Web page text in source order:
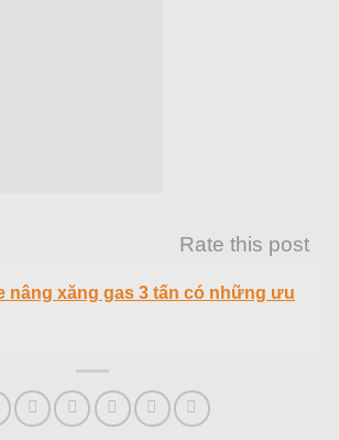
Rate this post
nâng xăng gas 3 tấn có những ưu